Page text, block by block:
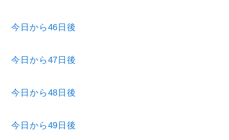
今日から46日後
今日から47日後
今日から48日後
今日から49日後